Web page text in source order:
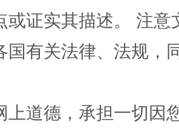
或证实其描述。 注
国有关法律、法规，
上道德，承担一切因